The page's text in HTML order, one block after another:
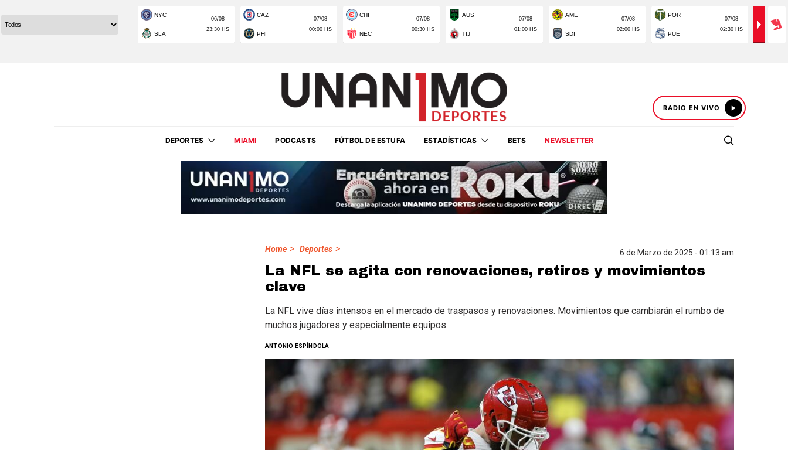
RADIO EN VIVO
DEPORTES MIAMI PODCASTS FÚTBOL DE ESTUFA ESTADÍSTICAS BETS NEWSLETTER
Home > Deportes > 6 de Marzo de 2025 - 01:13 am
La NFL se agita con renovaciones, retiros y movimientos
clave
La NFL vive días intensos en el mercado de traspasos y renovaciones. Movimientos que cambiarán el rumbo de
muchos jugadores y especialmente equipos.
ANTONIO ESPÍNDOLA